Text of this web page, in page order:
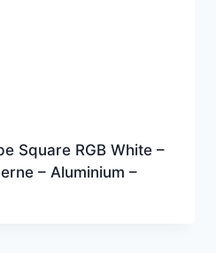
Square RGB White –
– Aluminium –